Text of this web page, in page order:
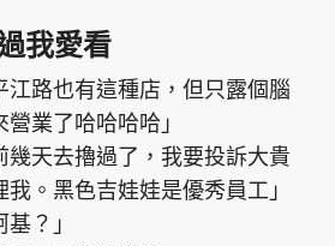
我愛看
江路也有這種店，但只露個腦
業了哈哈哈哈」
幾天去擼過了，我要投訴大貴
。黑色吉娃娃是優秀員工」
？」